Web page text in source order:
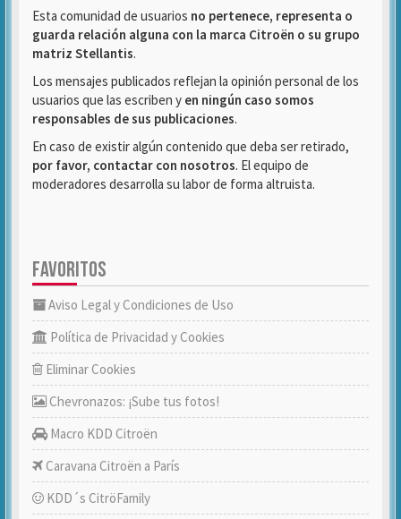
Esta comunidad de usuarios no pertenece, representa o
guarda relación alguna con la marca Citroën o su grupo
matriz Stellantis.
Los mensajes publicados reflejan la opinión personal de los
usuarios que las escriben y en ningún caso somos
responsables de sus publicaciones.
En caso de existir algún contenido que deba ser retirado,
por favor, contactar con nosotros. El equipo de
moderadores desarrolla su labor de forma altruista.
FAVORITOS
Aviso Legal y Condiciones de Uso
Política de Privacidad y Cookies
Eliminar Cookies
Chevronazos: ¡Sube tus fotos!
Macro KDD Citroën
Caravana Citroën a París
KDD´s CitröFamily